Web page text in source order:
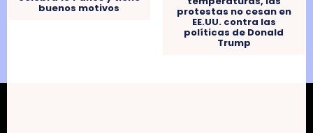
buenos motivos protestas no cesan en
EE.UU. contra las
políticas de Donald
Trump